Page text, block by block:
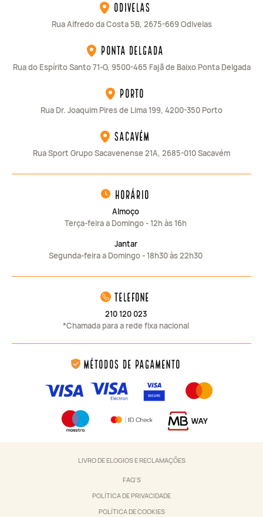
Odivelas
Rua Alfredo da Costa 5B, 2675-669 Odivelas
Ponta Delgada
Rua do Espírito Santo 71-G, 9500-465 Fajã de Baixo Ponta Delgada
Porto
Rua Dr. Joaquim Pires de Lima 199, 4200-350 Porto
Sacavém
Rua Sport Grupo Sacavenense 21A, 2685-010 Sacavém
horário
Almoço
Terça-feira a Domingo - 12h às 16h
Jantar
Segunda-feira a Domingo - 18h30 às 22h30
telefone
210 120 023
*Chamada para a rede fixa nacional
Métodos de Pagamento
LIVRO DE ELOGIOS E RECLAMAÇÕES
FAQ’S
POLÍTICA DE PRIVACIDADE
POLÍTICA DE COOKIES